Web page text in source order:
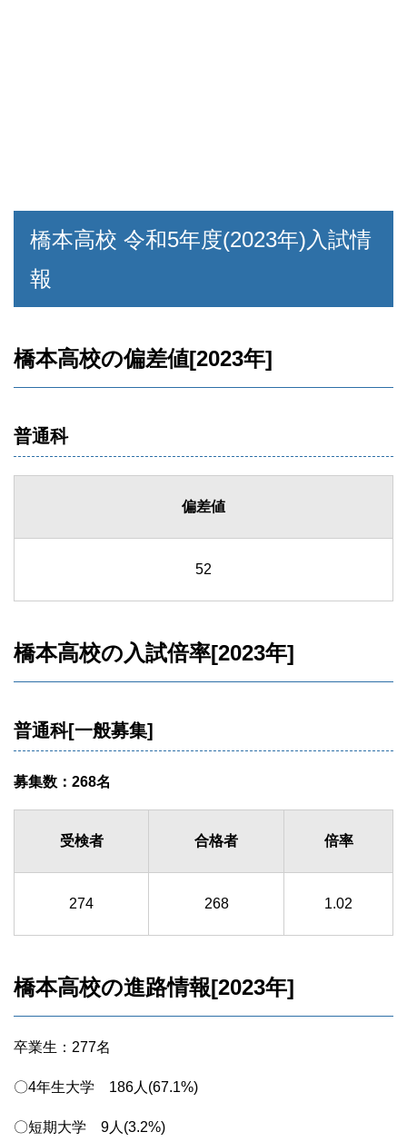
橋本高校 令和5年度(2023年)入試情
報
橋本高校の偏差値[2023年]
普通科
偏差値
52
橋本高校の入試倍率[2023年]
普通科[一般募集]
募集数：268名
受検者 合格者 倍率
274 268 1.02
橋本高校の進路情報[2023年]
卒業生：277名
〇4年生大学 186人(67.1%)
〇短期大学 9人(3.2%)